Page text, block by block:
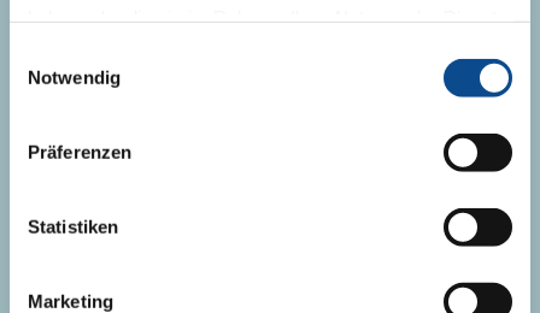
Notwendig
Präferenzen
Statistiken
Marketing